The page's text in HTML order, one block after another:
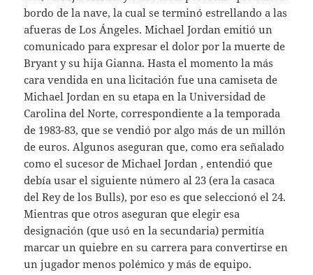
bordo de la nave, la cual se terminó estrellando a las
afueras de Los Ángeles. Michael Jordan emitió un
comunicado para expresar el dolor por la muerte de
Bryant y su hija Gianna. Hasta el momento la más
cara vendida en una licitación fue una camiseta de
Michael Jordan en su etapa en la Universidad de
Carolina del Norte, correspondiente a la temporada
de 1983-83, que se vendió por algo más de un millón
de euros. Algunos aseguran que, como era señalado
como el sucesor de Michael Jordan , entendió que
debía usar el siguiente número al 23 (era la casaca
del Rey de los Bulls), por eso es que seleccionó el 24.
Mientras que otros aseguran que elegir esa
designación (que usó en la secundaria) permitía
marcar un quiebre en su carrera para convertirse en
un jugador menos polémico y más de equipo.